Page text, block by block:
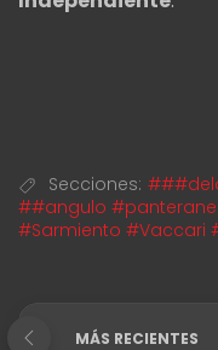
Secciones:
##angulo
#Sarmiento #Vaccari
MÁS RECIENTES